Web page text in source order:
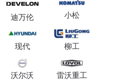
迪万伦 小松
现代 柳工
沃尔沃 雷沃重工